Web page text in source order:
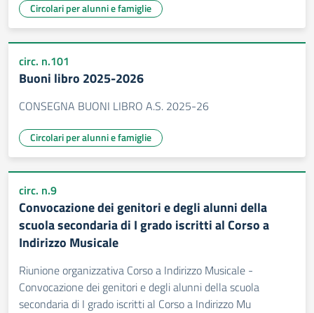
Circolari per alunni e famiglie
circ. n.101
Buoni libro 2025-2026
CONSEGNA BUONI LIBRO A.S. 2025-26
Circolari per alunni e famiglie
circ. n.9
Convocazione dei genitori e degli alunni della
scuola secondaria di I grado iscritti al Corso a
Indirizzo Musicale
Riunione organizzativa Corso a Indirizzo Musicale -
Convocazione dei genitori e degli alunni della scuola
secondaria di I grado iscritti al Corso a Indirizzo Mu